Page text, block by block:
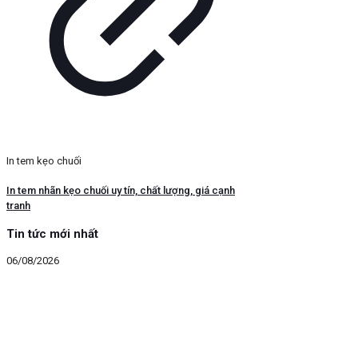
In tem kẹo chuối
In tem nhãn kẹo chuối uy tín, chất lượng, giá cạnh
tranh
Tin tức mới nhất
06/08/2026